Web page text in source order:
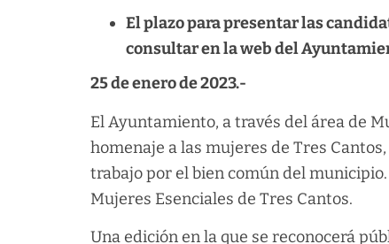
El plazo para presentar las
consultar en la web del
25 de enero de 2023.-
El Ayuntamiento, a través del área de
homenaje a las mujeres de Tres
trabajo por el bien común del
Mujeres Esenciales de Tres Cantos.
Una edición en la que se reconocerá